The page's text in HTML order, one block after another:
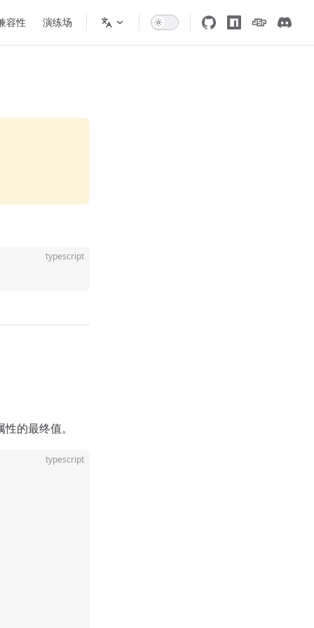
容性 演练场
typescript
的最终值。
typescript